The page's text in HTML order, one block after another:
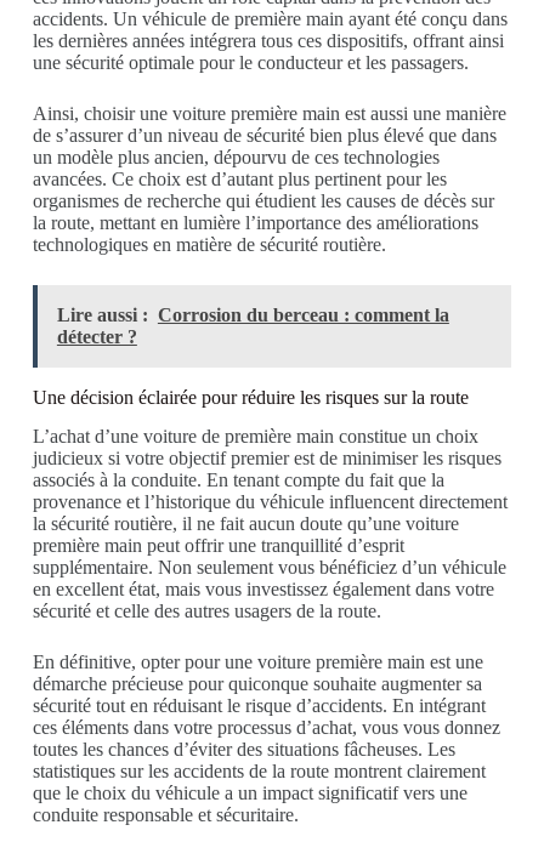
accidents. Un véhicule de première main ayant été conçu dans
les dernières années intégrera tous ces dispositifs, offrant ainsi
une sécurité optimale pour le conducteur et les passagers.
Ainsi, choisir une voiture première main est aussi une manière
de s’assurer d’un niveau de sécurité bien plus élevé que dans
un modèle plus ancien, dépourvu de ces technologies
avancées. Ce choix est d’autant plus pertinent pour les
organismes de recherche qui étudient les causes de décès sur
la route, mettant en lumière l’importance des améliorations
technologiques en matière de sécurité routière.
Lire aussi : Corrosion du berceau : comment la
détecter ?
Une décision éclairée pour réduire les risques sur la route
L’achat d’une voiture de première main constitue un choix
judicieux si votre objectif premier est de minimiser les risques
associés à la conduite. En tenant compte du fait que la
provenance et l’historique du véhicule influencent directement
la sécurité routière, il ne fait aucun doute qu’une voiture
première main peut offrir une tranquillité d’esprit
supplémentaire. Non seulement vous bénéficiez d’un véhicule
en excellent état, mais vous investissez également dans votre
sécurité et celle des autres usagers de la route.
En définitive, opter pour une voiture première main est une
démarche précieuse pour quiconque souhaite augmenter sa
sécurité tout en réduisant le risque d’accidents. En intégrant
ces éléments dans votre processus d’achat, vous vous donnez
toutes les chances d’éviter des situations fâcheuses. Les
statistiques sur les accidents de la route montrent clairement
que le choix du véhicule a un impact significatif vers une
conduite responsable et sécuritaire.